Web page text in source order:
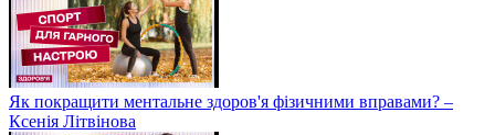
Як покращити ментальне здоров'я фізичними вправами? –
Ксенія Літвінова